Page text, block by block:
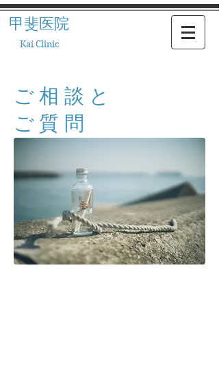
甲斐医院
​Kai Clinic
ご相談と
ご質問